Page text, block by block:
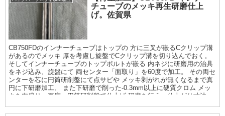
チューブのメッキ再生研磨仕上
げ。佐賀県
CB750FDのインナーチューブはトップの 方に三叉が嵌るCクリップ溝
があるのでメッキ 厚を考慮し旋盤でCクリップ溝を切り込んでおく。
そしてインナーチューブのトップボルトが嵌る 内ネジに研磨用の治具
をネジ込み、旋盤にて 両センター「面取り」を60度で加工。 その両セ
ンターを芯に円筒研削盤にて点サビや メッキ剥がれが無くなるまで真
円に下研磨加工、 また下研磨で削った-0.3mm以上に硬質クロム メッ
キを肉盛り、再度、円筒研削盤で仕上げ 研磨を行う。仕上がり寸法